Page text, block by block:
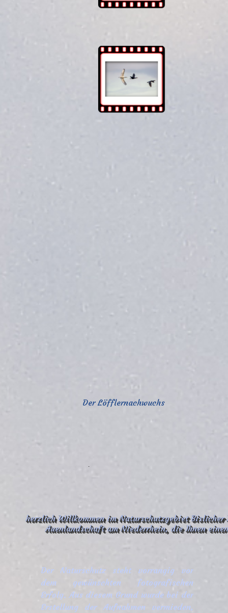
.
Der Naturschutz steht vorrangig vor
dem gewünschten fotografischen
Erfolg. Aus diesem Grund wurde bei der
Erstellung der Aufnahmen vermieden,
herzlich Willkommen im Naturschutzgebiet Bislicher
Auenlandschaft am Niederrhein, die Ihnen